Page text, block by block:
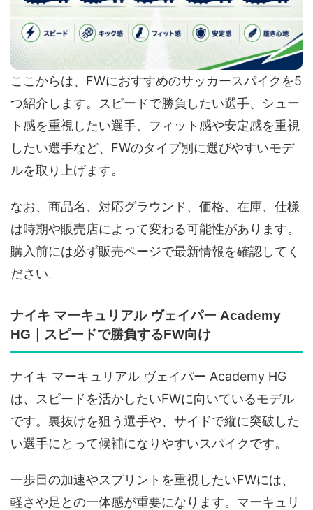
ここからは、FWにおすすめのサッカースパイクを5
つ紹介します。スピードで勝負したい選手、シュー
ト感を重視したい選手、フィット感や安定感を重視
したい選手など、FWのタイプ別に選びやすいモデ
ルを取り上げます。
なお、商品名、対応グラウンド、価格、在庫、仕様
は時期や販売店によって変わる可能性があります。
購入前には必ず販売ページで最新情報を確認してく
ださい。
ナイキ マーキュリアル ヴェイパー Academy
HG｜スピードで勝負するFW向け
ナイキ マーキュリアル ヴェイパー Academy HG
は、スピードを活かしたいFWに向いているモデル
です。裏抜けを狙う選手や、サイドで縦に突破した
い選手にとって候補になりやすいスパイクです。
一歩目の加速やスプリントを重視したいFWには、
軽さや足との一体感が重要になります。マーキュリ